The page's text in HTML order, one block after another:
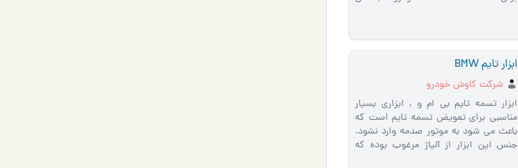
ابزار تایم BMW
شرکت کاوش خودرو
ابزار تسمه تایم بی ام و ، ابزاری بسیار
مناسبی برای تعویض تسمه تایم است که
باعث می شود به موتور صدمه وارد نشود.
جنس این ابزار از آلیاژ مرغوب بوده که